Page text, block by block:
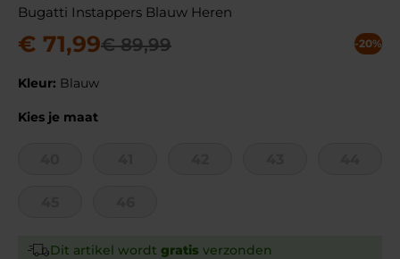
Bugatti Instappers Blauw Heren
€ 71,99€ 89,99 -20%
Kleur: Blauw
Kies je maat
Dit artikel wordt gratis verzonden